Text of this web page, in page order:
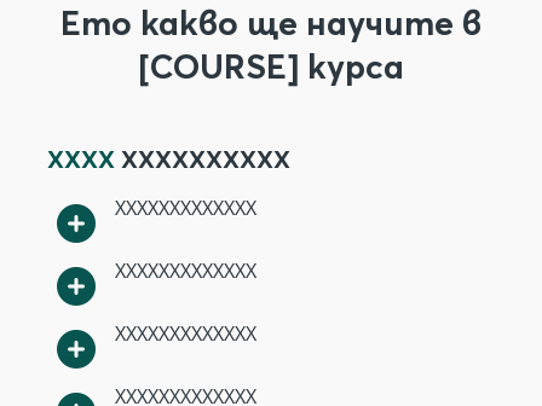
Ето какво ще научите в
[COURSE] курса
XXXX XXXXXXXXXX
XXXXXXXXXXXXX
XXXXXXXXXXXXX
XXXXXXXXXXXXX
XXXXXXXXXXXXX